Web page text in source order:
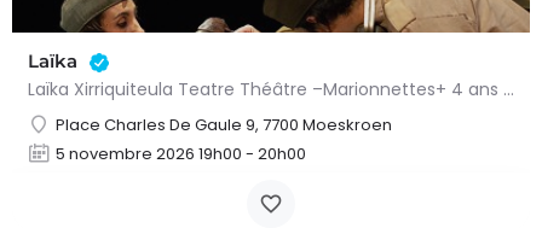
Laïka
Laïka Xirriquiteula Teatre Théâtre –Marionnettes+ 4 ans À partir d’un épisode historique, Xirriquiteula…
Place Charles De Gaule 9, 7700 Moeskroen
5 novembre 2026 19h00 - 20h00